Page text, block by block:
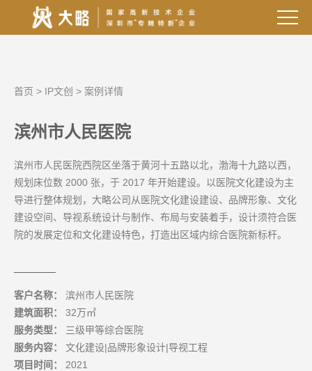
首页 > IP文创 > 案例详情
滨州市人民医院
滨州市人民医院西院区坐落于黄河十五路以北，渤海十九路以西，
规划床位数 2000 张，于 2017 年开始建设。以医院文化建设为主
导进行整体规划，大略公司从医院文化建设建设、品牌形象、文化
建设空间、导视系统设计与制作、布局与安装着手，设计须符合医
院的发展定位和文化建设特色，打造出区域内综合医院新标杆。
客户名称：
滨州市人民医院
建筑面积：
32万㎡
服务类型：
三级甲等综合医院
服务内容：
文化建设|品牌形象设计|导视工程
项目时间：
2021